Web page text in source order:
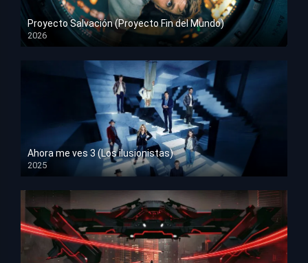
Proyecto Salvación (Proyecto Fin del Mundo)
2026
HD 1080p
Ahora me ves 3 (Los ilusionistas)
2025
HD 1080p